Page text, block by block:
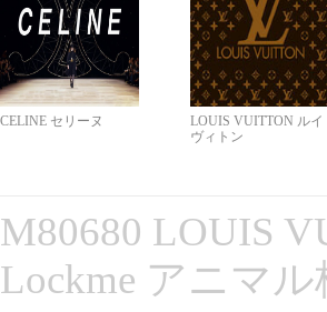
CELINE セリーヌ
LOUIS VUITTON ルイ
ヴィトン
M80680 LOUIS
Lockme アニマ